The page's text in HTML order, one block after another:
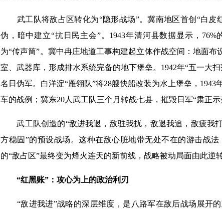
武工队将敌占区转化为“隐形战场”。冀南地区首创“白皮
伪，暗中建立“抗日民主会”。1943年清河县数据显示，
为“传声筒”。冀中冉庄地道工事构建起立体作战空间：地面布
室、武器库，形成排水系统完备的地下堡垒。1942年“五一大
名日伪军。白洋淀“雁翎队”将28艘快船改装为水上堡垒，1943
车的战例；冀东20人武工队三个月转战七县，摧毁日军“肃正示
武工队创造的“敌进我退，敌驻我扰，敌退我追，敌疲我
方稳固”的预设战场。这种在敌心脏地带无处不在的游击战
的“敌占区”最终变为烽火连天的新前线，战略被动局面由此逆转
“红黑账”：攻心为上的政治利刃
“敌进我进”战略的深层维度，是八路军在敌后战场展开的